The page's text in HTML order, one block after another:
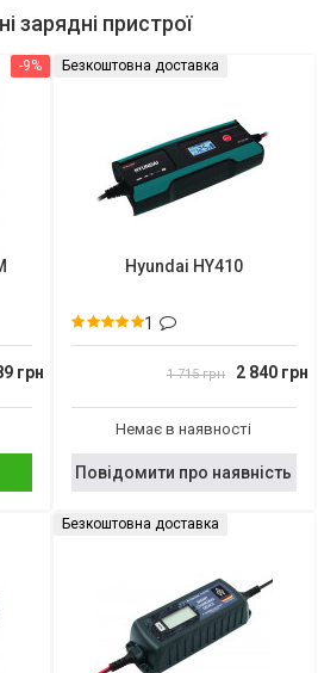
зарядні пристрої
-9%
грн
Безкоштовна доставка
Hyundai HY410
1
1 715 грн 2 840 грн
Немає в наявності
Повідомити про наявність
Безкоштовна доставка